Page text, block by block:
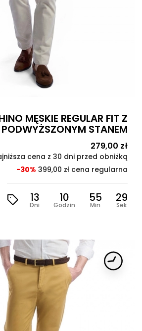
MĘSKIE REGULAR FIT Z
PODWYŻSZONYM STANEM
Cena
279,00 zł
cena z 30 dni przed obniżką
-30% 399,00 zł cena regularna
13
Dni
10
Godzin
55
Min
28
Sek